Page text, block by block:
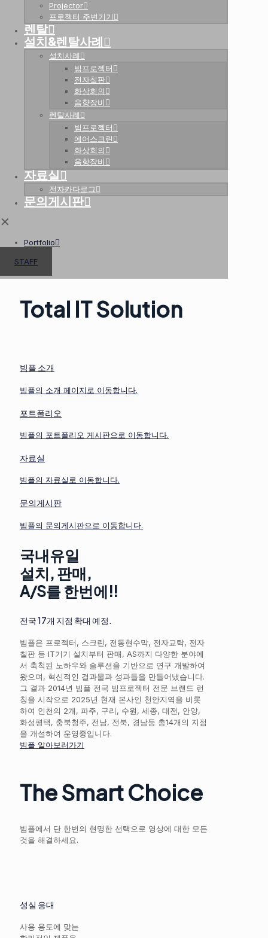
Projector
프로젝터 주변기기
렌탈
설치&렌탈사례
설치사례
빔프로젝터
전자칠판
화상회의
음향장비
렌탈사례
빔프로젝터
에어스크린
화상회의
음향장비
자료실
전자카다로그
문의게시판
✕
Portfolio
STAFF
Total IT Solution
빔플 소개
빔플의 소개 페이지로 이동합니다.
포트폴리오
빔플의 포트폴리오 게시판으로 이동합니다.
자료실
빔플의 자료실로 이동합니다.
문의게시판
빔플의 문의게시판으로 이동합니다.
국내유일
설치, 판매,
A/S를 한번에!!
전국 17개 지점 확대 예정.
빔플은 프로젝터, 스크린, 전동현수막, 전자교탁, 전자
칠판 등 IT기기 설치부터 판매, AS까지 다양한 분야에
서 축척된 노하우와 솔루션을 기반으로 연구 개발하여
왔으며, 혁신적인 결과물과 성과들을 만들어냈습니다.
그 결과 2014년 빔플 전국 빔프로젝터 전문 브랜드 런
칭을 시작으로 2025년 현재 본사인 천안지역을 비롯
하여 인천의 2개, 파주, 구리, 수원, 세종, 대전, 안양,
화성평택, 충북청주, 전남, 전북, 경남등 총14개의 지점
을 개설하여 운영중입니다.
빔플 알아보러가기
The Smart Choice
빔플에서 단 한번의 현명한 선택으로 영상에 대한 모든
것을 해결하세요.
성실 응대
사용 용도에 맞는